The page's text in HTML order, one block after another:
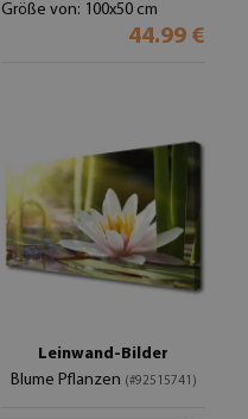
Größe von: 100x50 cm
44.99 €
Leinwand-Bilder
Blume Pflanzen (#92515741)